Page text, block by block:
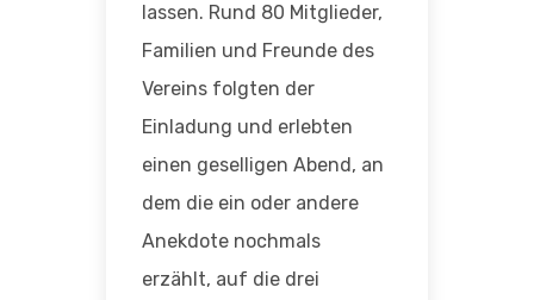
lassen. Rund 80 Mitglieder,
Familien und Freunde des
Vereins folgten der
Einladung und erlebten
einen geselligen Abend, an
dem die ein oder andere
Anekdote nochmals
erzählt, auf die drei